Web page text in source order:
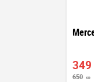
349
650 KR